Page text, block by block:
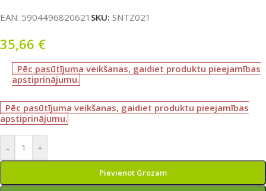
EAN: 5904496820621 SKU: SNTZ021
35,66 €
Pēc pasūtījuma veikšanas, gaidiet produktu pieejamības
apstiprinājumu.
Pēc pasūtījuma veikšanas, gaidiet produktu pieejamības
apstiprinājumu.
- +
Pievienot Grozam